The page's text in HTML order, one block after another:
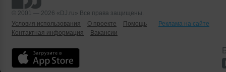
© 2001 — 2026 «DJ.ru» Все права защищены.
Условия использования
О проекте Помощь
Реклама на сайте
Контактная информация
Вакансии